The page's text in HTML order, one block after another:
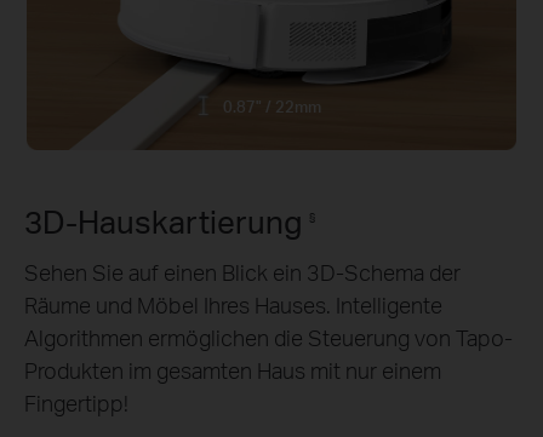
0.87" / 22mm
3D-Hauskartierung §
Sehen Sie auf einen Blick ein 3D-Schema der
Räume und Möbel Ihres Hauses. Intelligente
Algorithmen ermöglichen die Steuerung von Tapo-
Produkten im gesamten Haus mit nur einem
Fingertipp!